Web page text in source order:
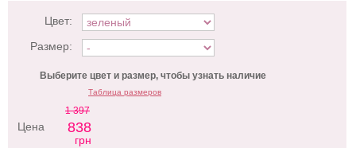
Цвет:
Размер:
Выберите цвет и размер, чтобы узнать наличие
Таблица размеров
Цена
1 397
838
грн